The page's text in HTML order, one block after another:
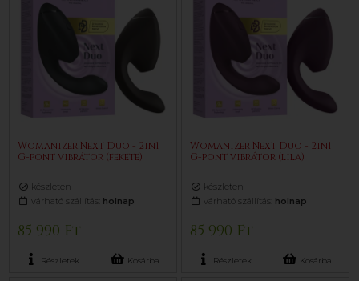
Womanizer Next Duo - 2in1
G-pont vibrátor (fekete)
készleten
várható szállítás: holnap
85 990 Ft
Részletek Kosárba
Womanizer Next Duo - 2in1
G-pont vibrátor (lila)
készleten
várható szállítás: holnap
85 990 Ft
Részletek Kosárba